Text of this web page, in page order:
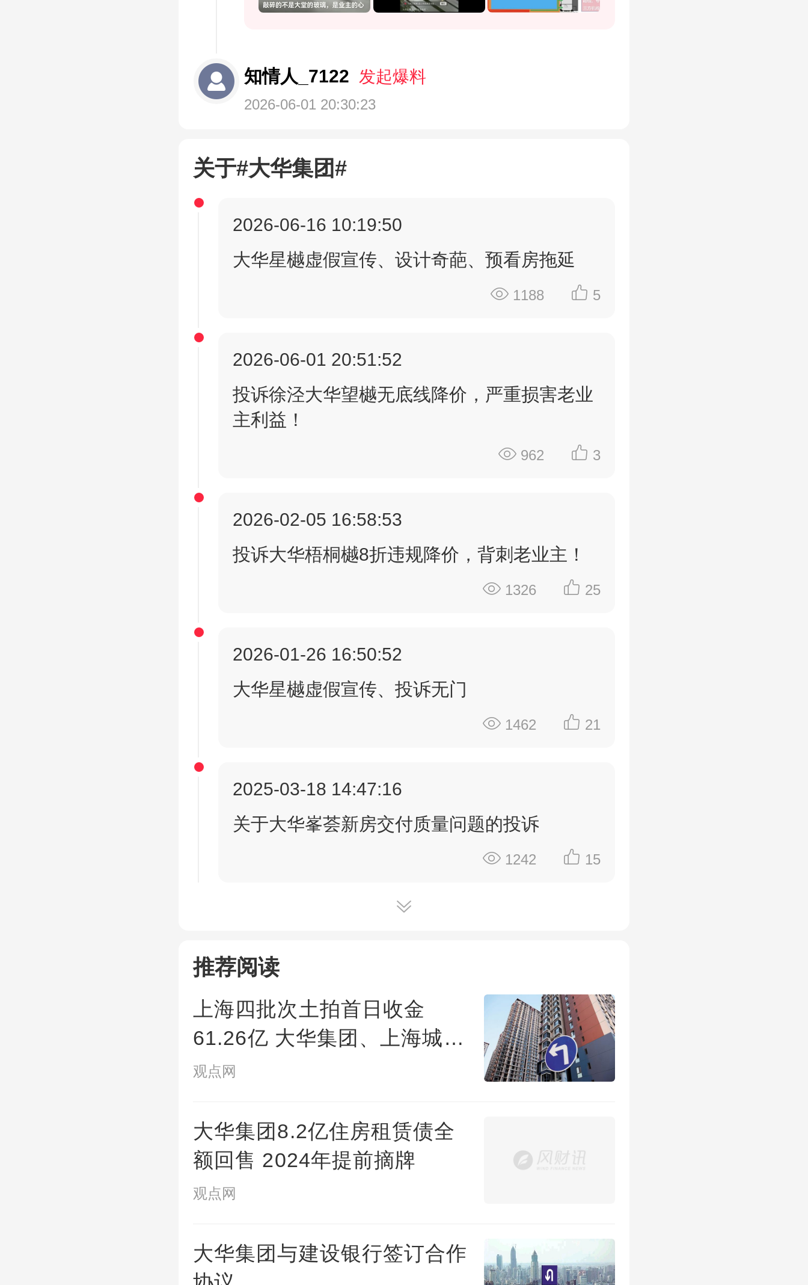
第三问：项目总徐某人公然叫嚣业主”谁证明你
宅，大堂是归家核心配套，难道是你大华施舍
的？！
第四问：你们厚颜无耻说 “沙盘不算数，一切
花乱坠时，怎么不说沙盘不算数？收房款时怎
么不说沙盘不算数？！这不是明目张胆骗钱
第五问：《民法典》274 条写得明明白白：小
区红线内公共区域归全体业主共有！你们硬把
是谁给你们的权利和胆子公然违法违规？！
一重大利空，拒不提供规划图纸！直到 2025
们这不是刻意隐瞒，是什么？！是蓄意挖坑害
业主！提议全推翻？大华业主合理诉求遭无
查，仍狡辩 “按图施工”，你们眼里还有监管与
法律吗？【业主紧急发声】大某华某星樾--到
底还有多少坑！！
第八问：业主志愿者从 2025 年 10 月积极与
底是解决问题，还是准备拖死业主？！【业主
紧急发声】大某华某星樾--到底还有多少
第九问：收着高端物业费，给着混居安置房都
抢通道、无隐私、无安全！你们赚这种黑心
最后一问！问大华全体管理层！你们身为所谓
“品牌房企”，契约精神呢？社会责任呢？基本
你们配叫开发商吗？配谈品牌吗？配在市场上
请问中共党员金董事长：预看房在即，能不能
把会说人话的领导拉出来跟业主谈一次？能不
能出面帮我们正式解决一次？
我们要的是安心的家，不是混杂共用的公共空
间；我们花的是血汗钱，只求兑现承诺、守住
公道。大华，请正视业主诉求，履行企业责
全体业主共有，受法律保护。沙盘、宣传资
料、销售承诺对购房决策有重大影响，具有法
律效力。擅自改规、封堵通道、隐瞒重大信
知情人_7122 发起爆料
2026-06-01 20:30:23
关于#大华集团#
2026-06-16 10:19:50
大华星樾虚假宣传、设计奇葩、预看房拖延
1188 5
2026-06-01 20:51:52
投诉徐泾大华望樾无底线降价，严重损害老业
主利益！
962 3
2026-02-05 16:58:53
投诉大华梧桐樾8折违规降价，背刺老业主！
1326 25
2026-01-26 16:50:52
大华星樾虚假宣传、投诉无门
1462 21
2025-03-18 14:47:16
关于大华峯荟新房交付质量问题的投诉
1242 15
推荐阅读
上海四批次土拍首日收金
61.26亿 大华集团、上海城
投、保利发展落子
观点网
大华集团8.2亿住房租赁债全
额回售 2024年提前摘牌
观点网
大华集团与建设银行签订合作